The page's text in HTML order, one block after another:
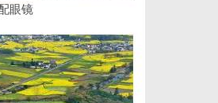
眼镜